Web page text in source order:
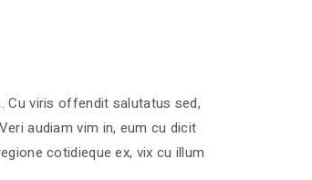
Cu viris offendit salutatus sed,
Veri audiam vim in, eum cu dicit
cotidieque ex, vix cu illum